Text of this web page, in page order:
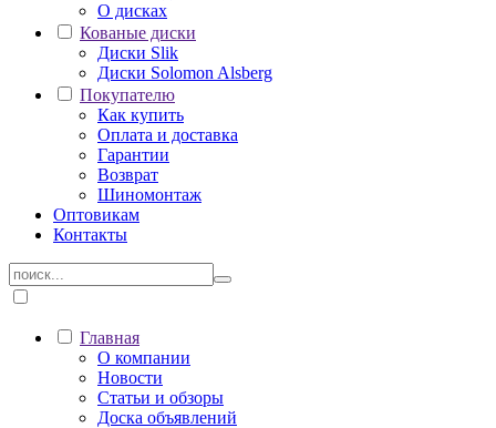
О дисках
Кованые диски
Диски Slik
Диски Solomon Alsberg
Покупателю
Как купить
Оплата и доставка
Гарантии
Возврат
Шиномонтаж
Оптовикам
Контакты
Главная
О компании
Новости
Статьи и обзоры
Доска объявлений